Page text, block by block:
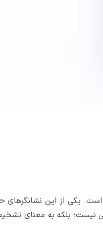
71 فقط مربوط به عیب‌یابی یک نقص فنی